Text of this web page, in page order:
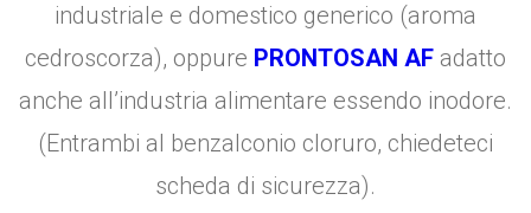
industriale e domestico generico (aroma
cedroscorza), oppure PRONTOSAN AF adatto
anche all’industria alimentare essendo inodore.
(Entrambi al benzalconio cloruro, chiedeteci
scheda di sicurezza).